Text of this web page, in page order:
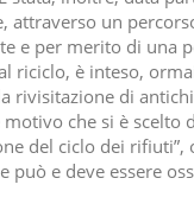
attraverso un
e per merito di una
riciclo, è inteso,
rivisitazione di
che si è scelto
del ciclo dei
può e deve essere